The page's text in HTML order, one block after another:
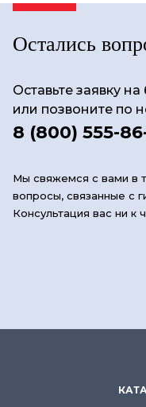
Остались
Оставьте заявку
или позвоните по
8 (800) 555-
Мы свяжемся с вами в
вопросы, связанные с
Консультация вас ни к